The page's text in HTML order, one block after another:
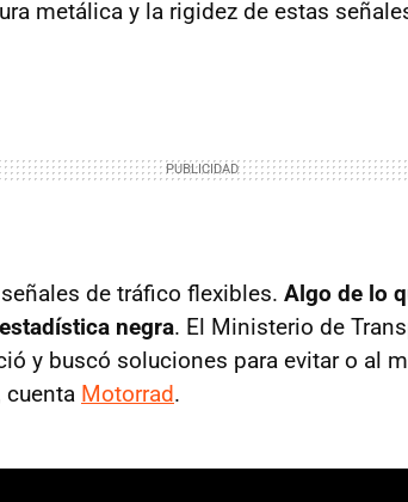
metálica y la rigidez de estas
de tráfico flexibles. Algo de lo
negra. El Ministerio de
y buscó soluciones para evitar o al
cuenta Motorrad.